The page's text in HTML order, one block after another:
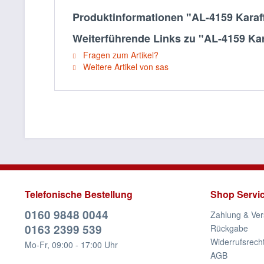
Produktinformationen "AL-4159
Weiterführende Links zu "AL-4159
Fragen zum Artikel?
Weitere Artikel von sas
Telefonische Bestellung
0160 9848 0044
0163 2399 539
Mo-Fr, 09:00 - 17:00 Uhr
Shop
Zahlung &
Rückgabe
AGB